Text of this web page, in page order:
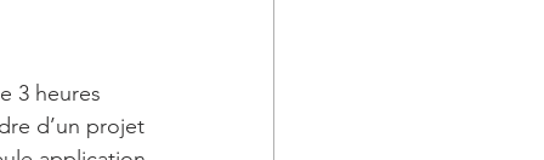
3 heures
d’un projet